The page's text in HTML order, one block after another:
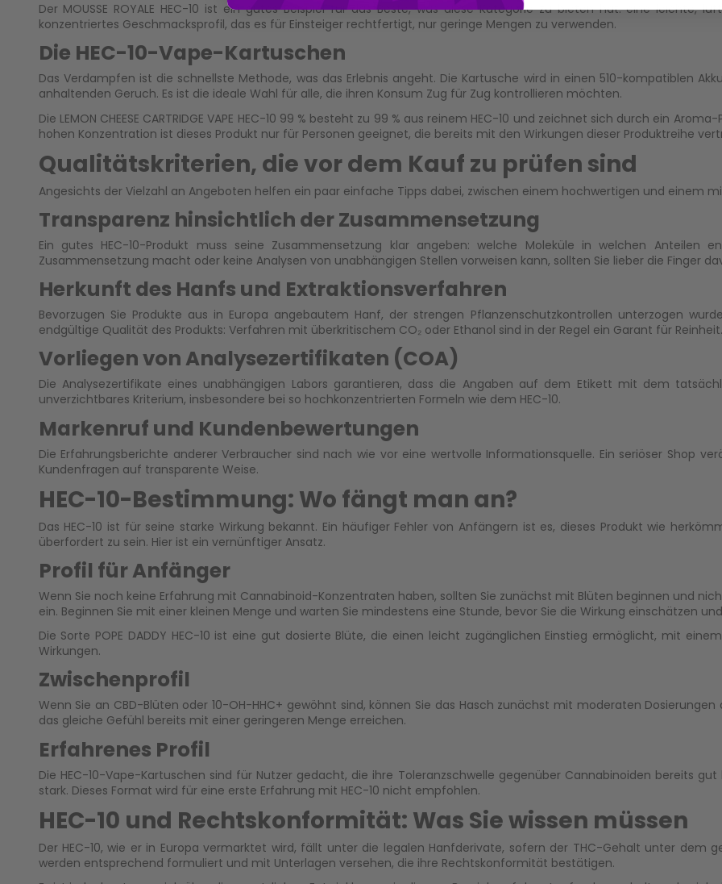
Der MOUSSE ROYALE HEC-10 ist ein gutes Beispiel für das Beste, was diese Kategorie zu bieten hat: eine leichte,
konzentriertes Geschmacksprofil, das es für Einsteiger rechtfertigt, nur geringe Mengen zu verwenden.
Die HEC-10-Vape-Kartuschen
Das Verdampfen ist die schnellste Methode, was das Erlebnis angeht. Die Kartusche wird in einen 510-kompatiblen Akku
anhaltenden Geruch. Es ist die ideale Wahl für alle, die ihren Konsum Zug für Zug kontrollieren möchten.
Die LEMON CHEESE CARTRIDGE VAPE HEC-10 99 % besteht zu 99 % aus reinem HEC-10 und zeichnet sich durch ein
hohen Konzentration ist dieses Produkt nur für Personen geeignet, die bereits mit den Wirkungen dieser Produktreihe
Qualitätskriterien, die vor dem Kauf zu prüfen sind
Angesichts der Vielzahl an Angeboten helfen ein paar einfache Tipps dabei, zwischen einem hochwertigen und einem
Transparenz hinsichtlich der Zusammensetzung
Ein gutes HEC-10-Produkt muss seine Zusammensetzung klar angeben: welche Moleküle in welchen Anteilen
Zusammensetzung macht oder keine Analysen von unabhängigen Stellen vorweisen kann, sollten Sie lieber die Finger
Herkunft des Hanfs und Extraktionsverfahren
Bevorzugen Sie Produkte aus in Europa angebautem Hanf, der strengen Pflanzenschutzkontrollen unterzogen
endgültige Qualität des Produkts: Verfahren mit überkritischem CO₂ oder Ethanol sind in der Regel ein Garant für Reinheit.
Vorliegen von Analysezertifikaten (COA)
Die Analysezertifikate eines unabhängigen Labors garantieren, dass die Angaben auf dem Etikett mit dem
unverzichtbares Kriterium, insbesondere bei so hochkonzentrierten Formeln wie dem HEC-10.
Markenruf und Kundenbewertungen
Die Erfahrungsberichte anderer Verbraucher sind nach wie vor eine wertvolle Informationsquelle. Ein seriöser Shop
Kundenfragen auf transparente Weise.
HEC-10-Bestimmung: Wo fängt man an?
Das HEC-10 ist für seine starke Wirkung bekannt. Ein häufiger Fehler von Anfängern ist es, dieses Produkt wie
überfordert zu sein. Hier ist ein vernünftiger Ansatz.
Profil für Anfänger
Wenn Sie noch keine Erfahrung mit Cannabinoid-Konzentraten haben, sollten Sie zunächst mit Blüten beginnen und
ein. Beginnen Sie mit einer kleinen Menge und warten Sie mindestens eine Stunde, bevor Sie die Wirkung einschätzen
Die Sorte POPE DADDY HEC-10 ist eine gut dosierte Blüte, die einen leicht zugänglichen Einstieg ermöglicht, mit
Wirkungen.
Zwischenprofil
Wenn Sie an CBD-Blüten oder10-OH-HHC+ gewöhnt sind, können Sie das Hasch zunächst mit moderaten
das gleiche Gefühl bereits mit einer geringeren Menge erreichen.
Erfahrenes Profil
Die HEC-10-Vape-Kartuschen sind für Nutzer gedacht, die ihre Toleranzschwelle gegenüber Cannabinoiden bereits
stark. Dieses Format wird für eine erste Erfahrung mit HEC-10 nicht empfohlen.
HEC-10 und Rechtskonformität: Was Sie wissen müssen
Der HEC-10, wie er in Europa vermarktet wird, fällt unter die legalen Hanfderivate, sofern der THC-Gehalt unter dem
werden entsprechend formuliert und mit Unterlagen versehen, die ihre Rechtskonformität bestätigen.